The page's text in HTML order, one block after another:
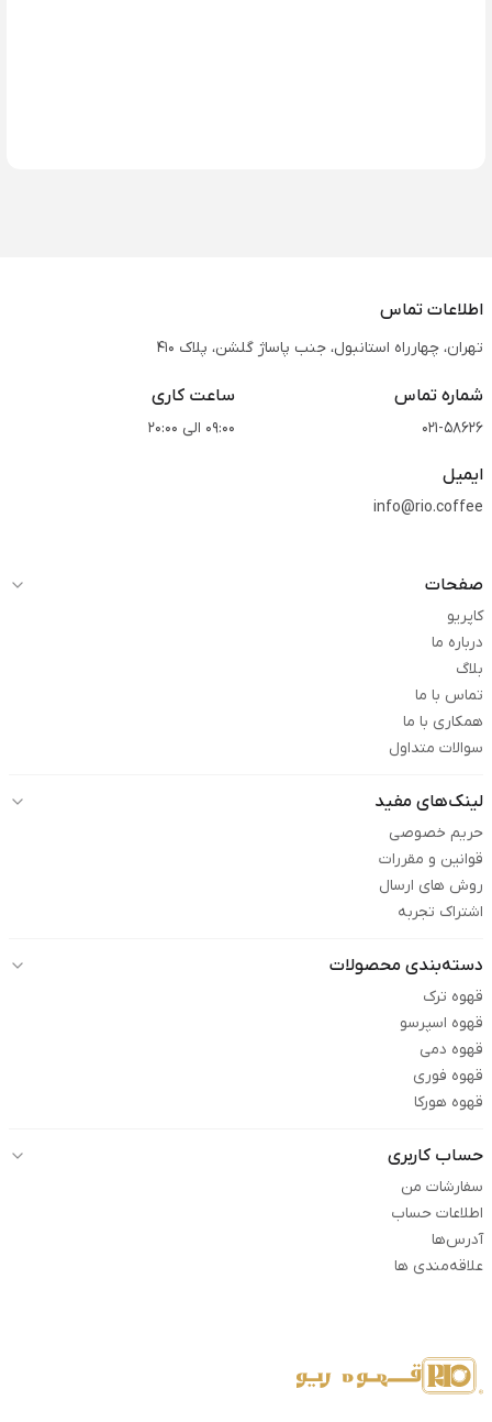
اطلاعات تماس
تهران، چهارراه استانبول، جنب پاساژ گلشن، پلاک 410
شماره تماس
021-58626
ساعت کاری
09:00 الی 20:00
ایمیل
info@rio.coffee
صفحات
کاپریو
درباره ما
بلاگ
تماس با ما
همکاری با ما
سوالات متداول
لینک‌های مفید
حریم خصوصی
قوانین و مقررات
روش های ارسال
اشتراک تجربه
دسته‌بندی محصولات
قهوه ترک
قهوه اسپرسو
قهوه دمی
قهوه فوری
قهوه هورکا
حساب کاربری
سفارشات من
اطلاعات حساب
آدرس‌ها
علاقه‌مندی ها